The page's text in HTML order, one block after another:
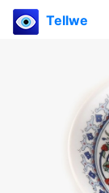
Tellwe